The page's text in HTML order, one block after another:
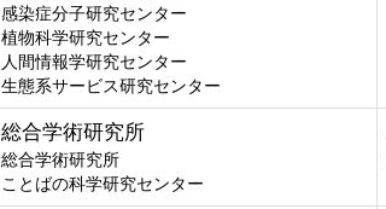
感染症分子研究センター
植物科学研究センター
人間情報学研究センター
生態系サービス研究センター
総合学術研究所
総合学術研究所
ことばの科学研究センター